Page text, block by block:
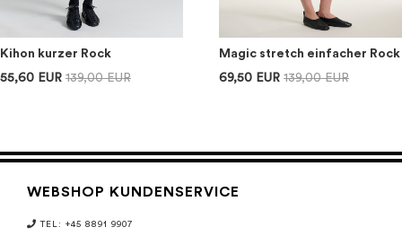
Kihon kurzer Rock
55,60 EUR 139,00 EUR
Magic stretch einfacher Rock
69,50 EUR 139,00 EUR
WEBSHOP KUNDENSERVICE
TEL: +45 8891 9907